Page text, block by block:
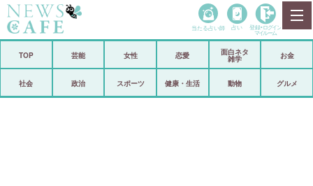
政治
当たる占い師 占い 登録• ログイン
マイルーム
TOP 芸能 女性 恋愛
面白ネタ
雑学
お金
社会 政治 スポーツ 健康・生活 動物 グルメ